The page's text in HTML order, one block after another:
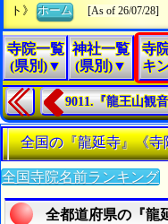
ト》ホーム [As of 26/07/28]
寺院一覧
(県別)▼
神社一覧
(県別)▼
寺
キ
9011.『龍王山観
全国の『龍延寺』《
全国寺院名前ランキング
全都道府県の『龍